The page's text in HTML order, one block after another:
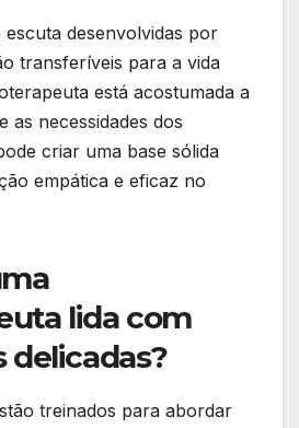
escuta desenvolvidas por
transferíveis para a vida
está acostumada a
as necessidades dos
criar uma base sólida
empática e eficaz no
lida com
delicadas?
treinados para abordar